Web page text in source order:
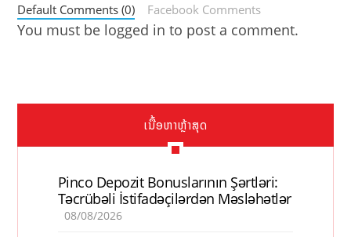
Default Comments (0) Facebook Comments
You must be logged in to post a comment.
ເນື້ອຫາຫຼ້າສຸດ
Pinco Depozit Bonuslarının Şərtləri:
Təcrübəli İstifadəçilərdən Məsləhətlər
08/08/2026